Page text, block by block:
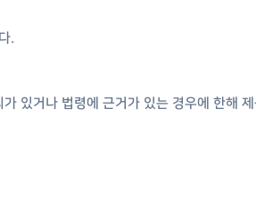
.
있거나 법령에 근거가 있는 경우에 한해